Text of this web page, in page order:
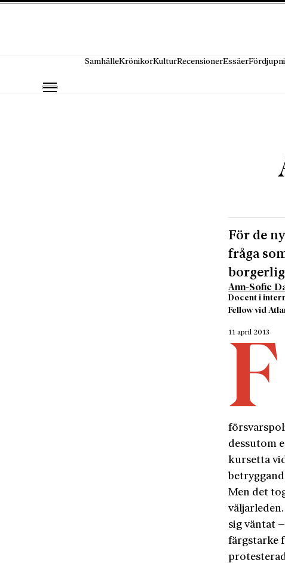
SamhälleKrönikorKulturRecensionerEssäer
För de
fråga
Ann-Sofie
Docent i
Fellow vid
11 april 2013
F
dessutom
kursetta
Men det
sig väntat
färgstarke